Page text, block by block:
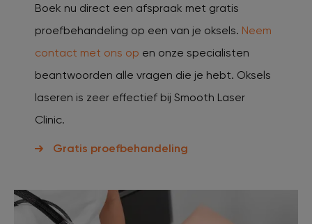
Boek nu direct een afspraak met gratis
proefbehandeling op een van je oksels. Neem
contact met ons op en onze specialisten
beantwoorden alle vragen die je hebt. Oksels
laseren is zeer effectief bij Smooth Laser
Clinic.
Gratis proefbehandeling